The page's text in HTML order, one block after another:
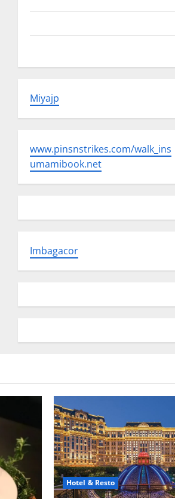
Miyajp
www.pinsnstrikes.com/walk_ins
umamibook.net
Imbagacor
Hotel & Resto